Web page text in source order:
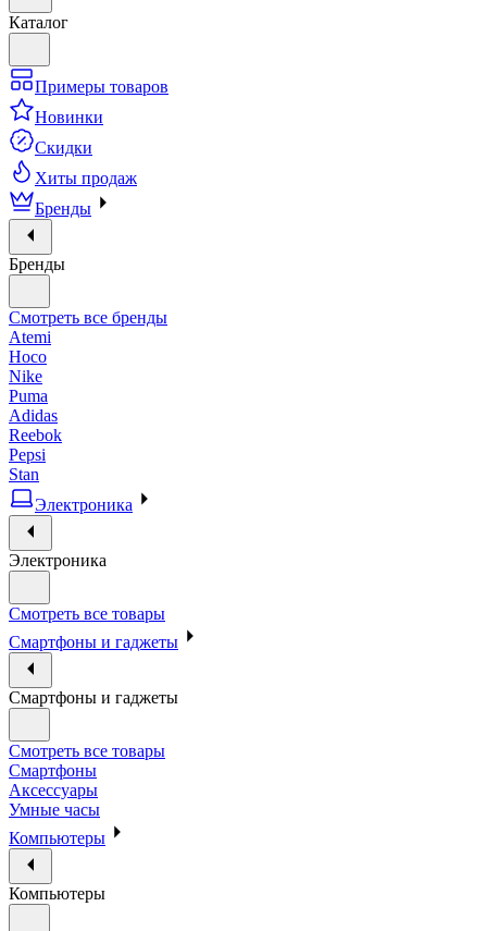
Каталог
Примеры товаров
Новинки
Скидки
Хиты продаж
Бренды
Бренды
Смотреть все бренды
Atemi
Hoco
Nike
Puma
Adidas
Reebok
Pepsi
Stan
Электроника
Электроника
Смотреть все товары
Смартфоны и гаджеты
Смартфоны и гаджеты
Смотреть все товары
Смартфоны
Аксессуары
Умные часы
Компьютеры
Компьютеры